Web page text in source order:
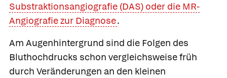
Substraktionsangiografie (DAS) oder die MR-
Angiografie zur Diagnose.
Am Augenhintergrund sind die Folgen des
Bluthochdrucks schon vergleichsweise früh
durch Veränderungen an den kleinen